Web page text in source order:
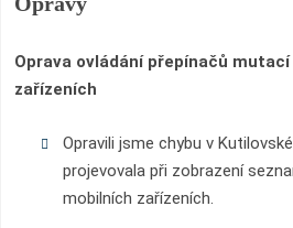
Oprava ovládání přepínačů
zařízeních
Opravili jsme chybu v
projevovala při zobrazení
mobilních zařízeních.